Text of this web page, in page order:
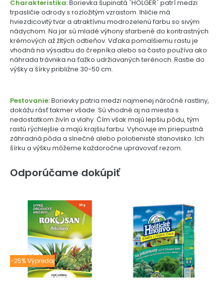
Charakteristika:Borievka šupinatá ´HOLGER´ patrí medzi
trpasličie odrody s rozložitým vzrastom. Ihličie má
hviezdicovitý tvar a atraktívnu modrozelenú farbu so sivým
nádychom. Na jar sú mladé výhony sfarbené do kontrastných
krémových až žltých odtieňov. Vďaka pomalšiemu rastu je
vhodná na výsadbu do črepníka alebo sa často používa ako
náhrada trávnika na ťažko udržiavaných terénoch. Rastie do
výšky a šírky približne 30-50 cm.
Pestovanie:Borievky patria medzi najmenej náročné rastliny,
dokážu rásť takmer všade. Sú vhodné aj na miesta s
nedostatkom živín a vlahy. Čím však majú lepšiu pôdu, tým
rastú rýchlejšie a majú krajšiu farbu. Vyhovuje im priepustná
záhradná pôda a slnečné alebo polotienisté stanovisko. Ich
šírku a výšku môžeme každoročne upravovať rezom.
Odporúčame dokúpiť
-25% Výpredaj